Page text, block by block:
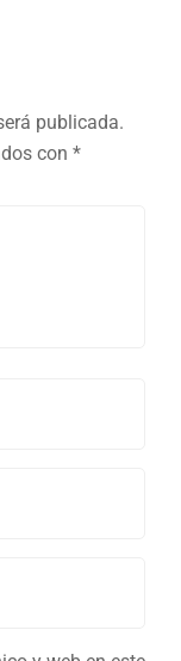
publicada.
con *